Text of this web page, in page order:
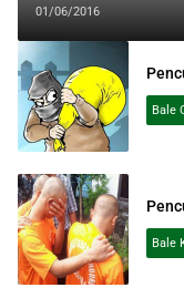
01/06/2016
Bale
Bale